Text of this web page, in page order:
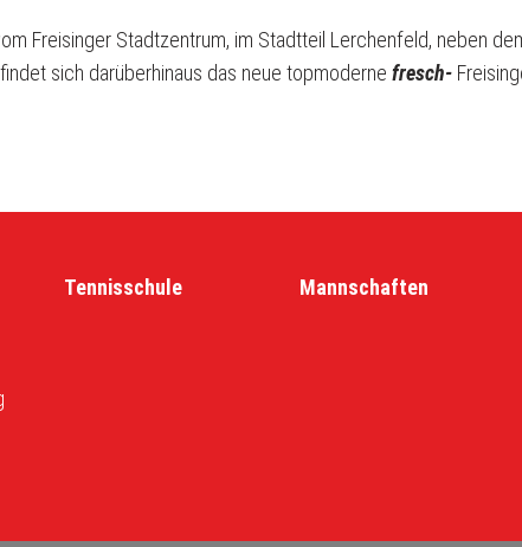
Freisinger Stadtzentrum, im Stadtteil Lerchenfeld, neben
sich darüberhinaus das neue topmoderne fresch-
Tennisschule Mannschaften